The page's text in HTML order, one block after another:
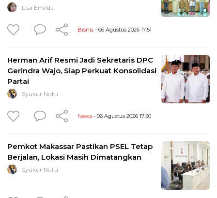
Lisa Emilda
Bisnis - 06 Agustus 2026 17:51
Herman Arif Resmi Jadi Sekretaris DPC
Gerindra Wajo, Siap Perkuat Konsolidasi
Partai
Syukur Nutu
News - 06 Agustus 2026 17:50
Pemkot Makassar Pastikan PSEL Tetap
Berjalan, Lokasi Masih Dimatangkan
Syukur Nutu